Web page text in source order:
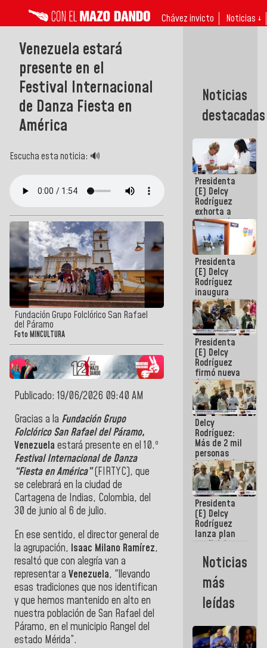
Chávez invicto Noticias ↓
Venezuela estará
presente en el
Festival Internacional
de Danza Fiesta en
América
Escucha esta noticia: 🔊
Fundación Grupo Folclórico San Rafael
del Páramo
Foto MINCULTURA
Publicado: 19/06/2026 09:40 AM
Gracias a la Fundación Grupo
Folclórico San Rafael del Páramo,
Venezuela estará presente en el 10.º
Festival Internacional de Danza
“Fiesta en América”(FIRTYC), que
se celebrará en la ciudad de
Cartagena de Indias, Colombia, del
30 de junio al 6 de julio.
En ese sentido, el director general de
la agrupación, Isaac Milano Ramírez,
resaltó que con alegría van a
representar a Venezuela, "llevando
esas tradiciones que nos identifican
y que hemos mantenido en alto en
nuestra población de San Rafael del
Páramo, en el municipio Rangel del
estado Mérida”.
Noticias
destacadas
Presidenta
(E) Delcy
Rodríguez
exhorta a
gobernadores
y alcaldes a
edificar
casas para
abuelos
Presidenta
(E) Delcy
Rodríguez
inaugura
casa de los
Abuelos
Primavera
en Caracas
Presidenta
(E) Delcy
Rodríguez
firmó nueva
de Ley de
Arrendamiento
aprobada
por la AN
Delcy
Rodríguez:
Más de 2 mil
personas
beneficiadas
con planes
para
atención de
emergencia
sísmica en
la última
semana
Presidenta
(E) Delcy
Rodríguez
lanza plan
crediticio
con subsidio
a Juntas de
Condominio
Noticias
más
leídas